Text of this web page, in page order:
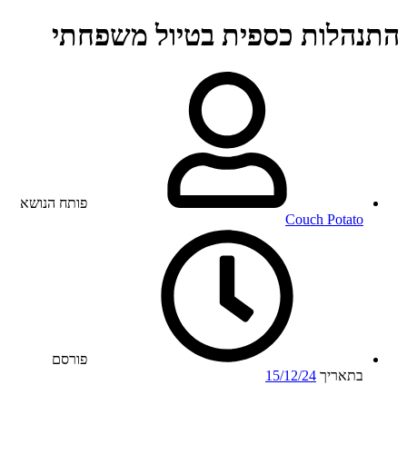
התנהלות כספית בטיול משפחתי
פותח הנושא
Couch Potato
פורסם
בתאריך 15/12/24